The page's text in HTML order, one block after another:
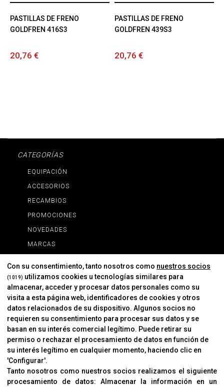
PASTILLAS DE FRENO
GOLDFREN 416S3
20,76 €
PASTILLAS DE FRENO
GOLDFREN 439S3
20,76 €
CATEGORÍAS
EQUIPACIÓN
ACCESORIOS
RECAMBIOS
PROMOCIONES
NOVEDADES
MARCAS
INFORMACIÓN
Contacto
Cambios Y Devoluciones
CORVER
Aviso Legal
Sobre Nosotros
Con su consentimiento, tanto nosotros como nuestros socios
(1019) utilizamos cookies u tecnologías similares para
almacenar, acceder y procesar datos personales como su
visita a esta página web, identificadores de cookies y otros
datos relacionados de su dispositivo. Algunos socios no
requieren su consentimiento para procesar sus datos y se
basan en su interés comercial legítimo. Puede retirar su
permiso o rechazar el procesamiento de datos en función de
su interés legítimo en cualquier momento, haciendo clic en
'Configurar'.
Tanto nosotros como nuestros socios realizamos el siguiente
procesamiento de datos: Almacenar la información en un